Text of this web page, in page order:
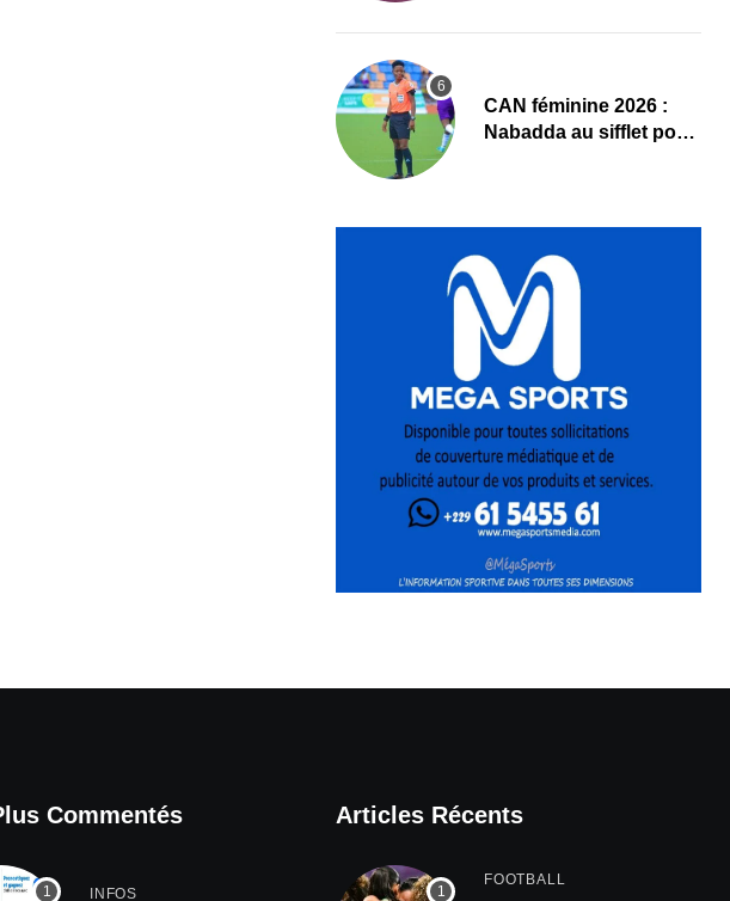
‎CAN féminine 2026 :
Nabadda au sifflet pour
Commentés
INFOS
Articles Récents
FOOTBALL